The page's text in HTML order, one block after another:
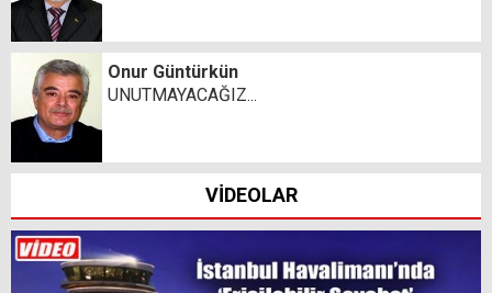
Onur Güntürkün
UNUTMAYACAĞIZ...
VİDEOLAR